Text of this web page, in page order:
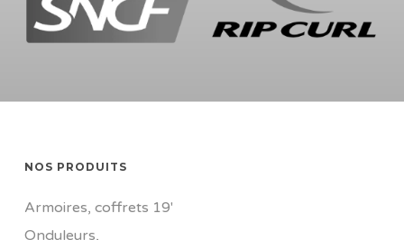
NOS PRODUITS
Armoires, coffrets 19'
Onduleurs,